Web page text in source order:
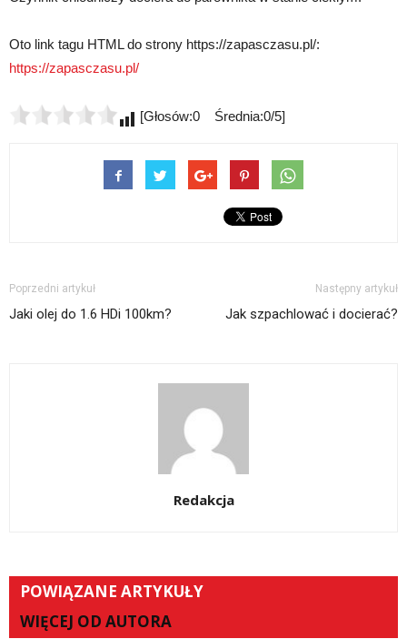
Oto link tagu HTML do strony https://zapasczasu.pl/:
https://zapasczasu.pl/
[Głosów:0 Średnia:0/5]
Poprzedni artykuł
Jaki olej do 1.6 HDi 100km?
Następny artykuł
Jak szpachlować i docierać?
Redakcja
POWIĄZANE ARTYKUŁY
WIĘCEJ OD AUTORA